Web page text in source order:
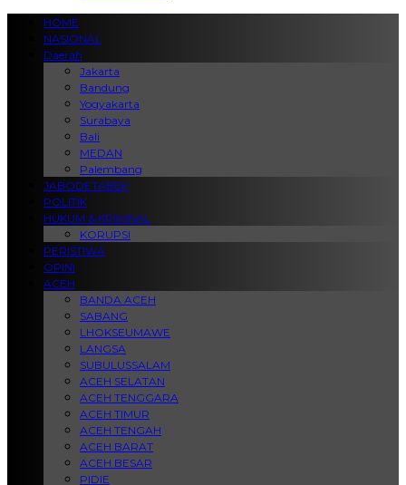
HOME
NASIONAL
Daerah
Jakarta
Bandung
Yogyakarta
Surabaya
Bali
MEDAN
Palembang
JABODETABEK
POLITIK
HUKUM & KRIMINAL
KORUPSI
PERISTIWA
OPINI
ACEH
BANDA ACEH
SABANG
LHOKSEUMAWE
LANGSA
SUBULUSSALAM
ACEH SELATAN
ACEH TENGGARA
ACEH TIMUR
ACEH TENGAH
ACEH BARAT
ACEH BESAR
PIDIE